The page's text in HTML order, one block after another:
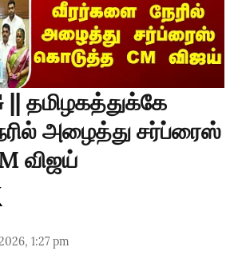
|| தமிழகத்துக்கே
அழைத்து சர்ப்ரைஸ்
விஜய்
1:27 pm